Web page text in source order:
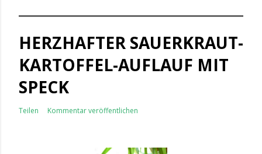
HERZHAFTER SAUERKRAUT-
KARTOFFEL-AUFLAUF MIT
SPECK
Teilen Kommentar veröffentlichen